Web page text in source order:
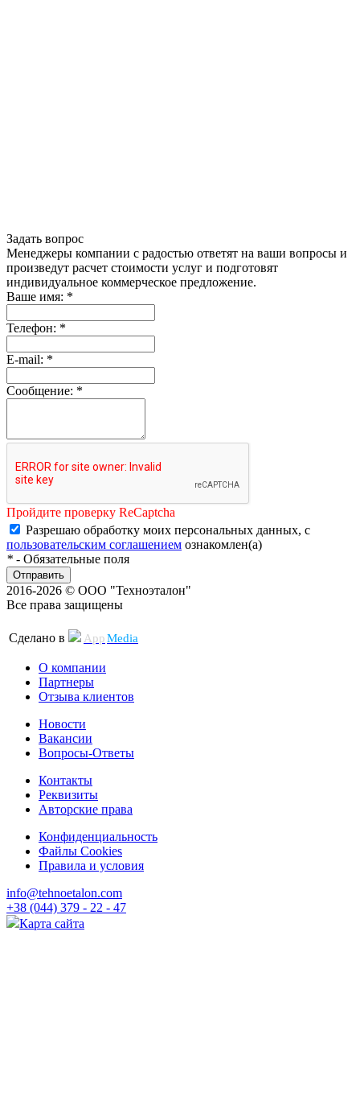
Задать вопрос
Менеджеры компании с радостью ответят на ваши вопросы и
произведут расчет стоимости услуг и подготовят
индивидуальное коммерческое предложение.
Ваше имя: *
Телефон: *
E-mail: *
Сообщение: *
Пройдите проверку ReCaptcha
Разрешаю обработку моих персональных данных, с
пользовательским соглашением ознакомлен(а)
* - Обязательные поля
Отправить
2016-2026 © ООО "Техноэталон"
Все права защищены
Сделано в AppMedia
О компании
Партнеры
Отзыва клиентов
Новости
Вакансии
Вопросы-Ответы
Контакты
Реквизиты
Авторские права
Конфиденциальность
Файлы Cookies
Правила и условия
info@tehnoetalon.com
+38 (044) 379 - 22 - 47
Карта сайта